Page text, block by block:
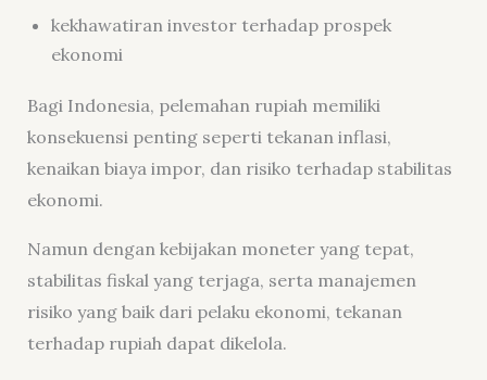
kekhawatiran investor terhadap prospek
ekonomi
Bagi Indonesia, pelemahan rupiah memiliki
konsekuensi penting seperti tekanan inflasi,
kenaikan biaya impor, dan risiko terhadap stabilitas
ekonomi.
Namun dengan kebijakan moneter yang tepat,
stabilitas fiskal yang terjaga, serta manajemen
risiko yang baik dari pelaku ekonomi, tekanan
terhadap rupiah dapat dikelola.